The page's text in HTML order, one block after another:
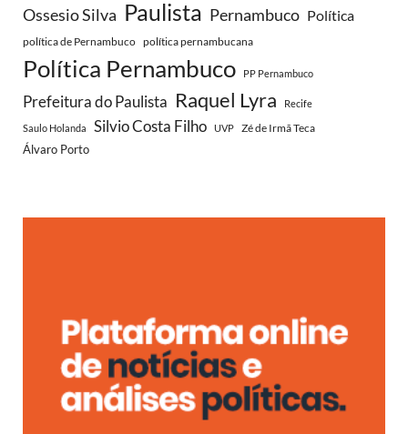
Ossesio Silva Paulista Pernambuco Política
política de Pernambuco política pernambucana
Política Pernambuco PP Pernambuco
Prefeitura do Paulista Raquel Lyra Recife
Saulo Holanda Silvio Costa Filho UVP Zé de Irmã Teca
Álvaro Porto